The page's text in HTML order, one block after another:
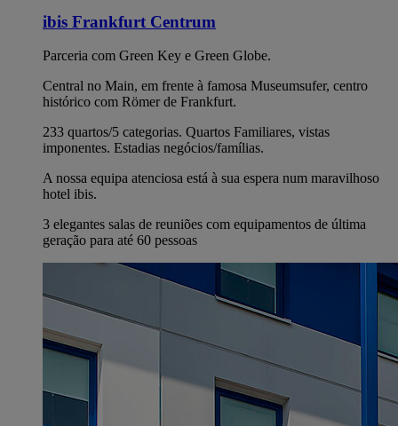
ibis Frankfurt Centrum
Parceria com Green Key e Green Globe.
Central no Main, em frente à famosa Museumsufer, centro
histórico com Römer de Frankfurt.
233 quartos/5 categorias. Quartos Familiares, vistas
imponentes. Estadias negócios/famílias.
A nossa equipa atenciosa está à sua espera num maravilhoso
hotel ibis.
3 elegantes salas de reuniões com equipamentos de última
geração para até 60 pessoas